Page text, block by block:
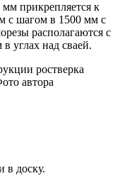
прикрепляется к
с шагом в 1500 мм с
располагаются с
углах над сваей.
ростверка
автора
в доску.